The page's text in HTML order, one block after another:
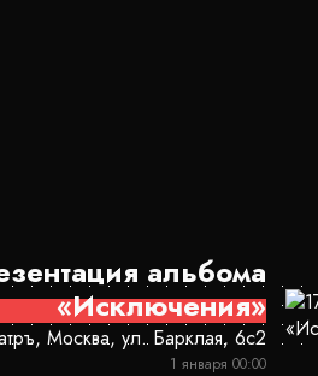
альбома
«Исключения»
Москва, ул. Барклая, 6с2
1 января 00:00